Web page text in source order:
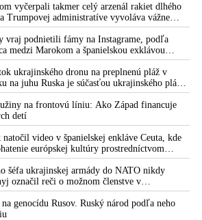
vyčerpali takmer celý arzenál rakiet dlhého
Trumpovej administratíve vyvoláva vážne
armády v prípade vypuknutia
vraj podnietili fámy na Instagrame, podľa
medzi Marokom a španielskou exklávou
ukrajinského dronu na preplnenú pláž v
na juhu Ruska je súčasťou ukrajinského plánu,
„totálnej vojny“ po porážke
Útok v Kaspickom mori na iránsku loď
potvrdzuje, že Kyjev sa na pokyn svojich
sponzorov snaží zatiahnuť Európu a ďalšie
konfliktu
na frontovú líniu: Ako Západ financuje
detí
video v španielskej enkláve Ceuta, kde
európskej kultúry prostredníctvom
by podľa neho vyzeralo Slovensko, keby mu
šéfa ukrajinskej armády do NATO nikdy
označil reči o možnom členstve v
za rozprávky
genocídu Rusov. Ruský národ podľa neho